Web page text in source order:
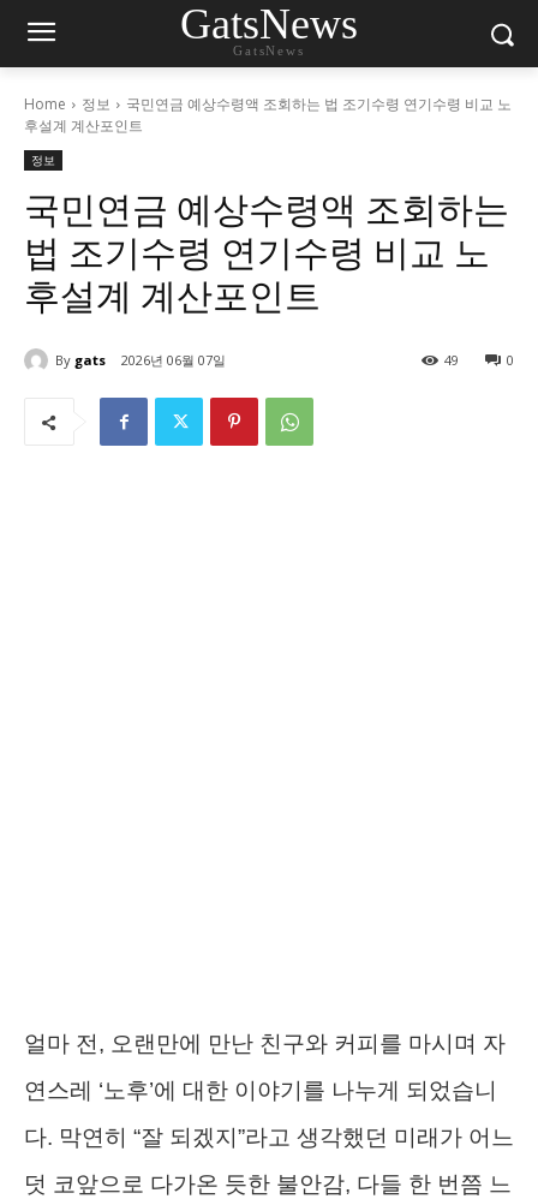
GatsNews
GatsNews
Home 정보
국민연금 예상수령액 조회하는 법 조기수령 연기수령 비교 노
후설계 계산포인트
정보
국민연금 예상수령액 조회하는
법 조기수령 연기수령 비교 노
후설계 계산포인트
By gats 2026년 06월 07일 0
49
얼마 전, 오랜만에 만난 친구와 커피를 마시며 자
연스레 ‘노후’에 대한 이야기를 나누게 되었습니
다. 막연히 “잘 되겠지”라고 생각했던 미래가 어느
덧 코앞으로 다가온 듯한 불안감, 다들 한 번쯤 느